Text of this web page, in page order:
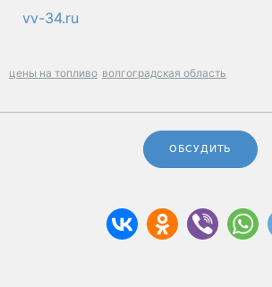
vv-34.ru
цены на топливо волгоградская область
ОБСУДИТЬ